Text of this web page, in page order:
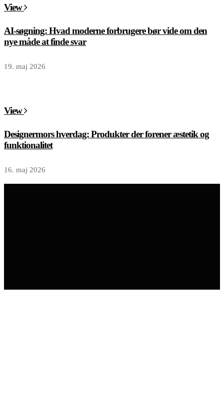
View
AI-søgning: Hvad moderne forbrugere bør vide om den
nye måde at finde svar
19. maj 2026
View
Designermors hverdag: Produkter der forener æstetik og
funktionalitet
16. maj 2026